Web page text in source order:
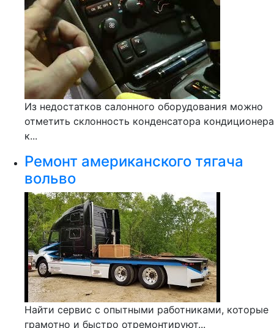
Из недостатков салонного оборудования можно
отметить склонность конденсатора кондиционера
к...
Ремонт американского тягача
вольво
Найти сервис с опытными работниками, которые
грамотно и быстро отремонтируют...